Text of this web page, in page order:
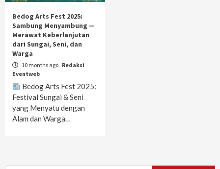
Bedog Arts Fest 2025:
Sambung Menyambung —
Merawat Keberlanjutan
dari Sungai, Seni, dan
Warga
10 months ago Redaksi
Eventweb
Bedog Arts Fest 2025:
Festival Sungai & Seni
yang Menyatu dengan
Alam dan Warga…